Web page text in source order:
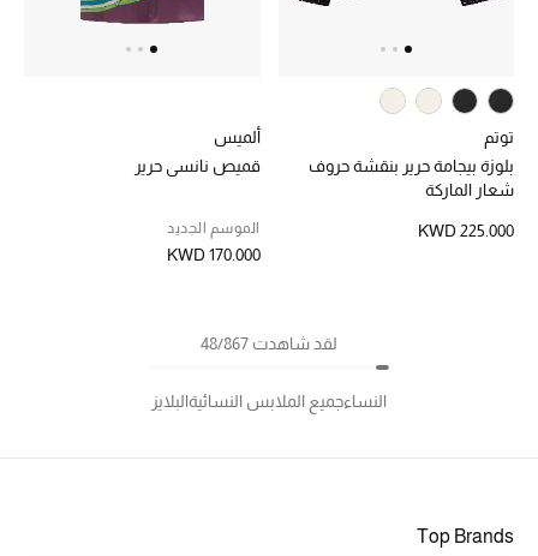
توتم
بلوزة بيجامة حرير بنقشة حروف
شعار الماركة
KWD 225.000
ألميس
قميص نانسي حرير
الموسم الجديد
KWD 170.000
لقد شاهدت 48/867
النساءجميع الملابس النسائيةالبلايز
Top Brands